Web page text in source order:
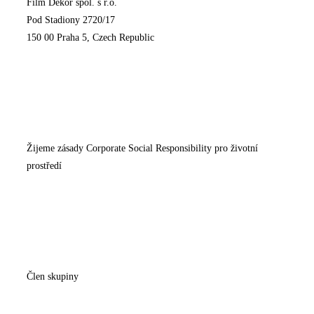
Film Dekor spol. s r.o.
Pod Stadiony 2720/17
150 00 Praha 5, Czech Republic
Žijeme zásady Corporate Social Responsibility pro životní
prostředí
Člen skupiny